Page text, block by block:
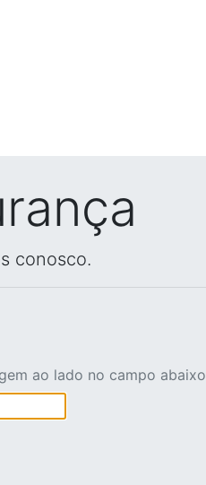
conosco.
ao lado no campo abaixo